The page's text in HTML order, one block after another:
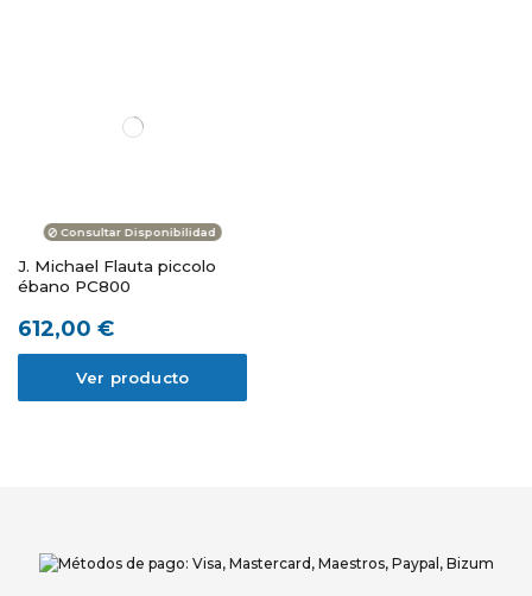
Consultar Disponibilidad
J. Michael Flauta piccolo
ébano PC800
612,00 €
Ver producto